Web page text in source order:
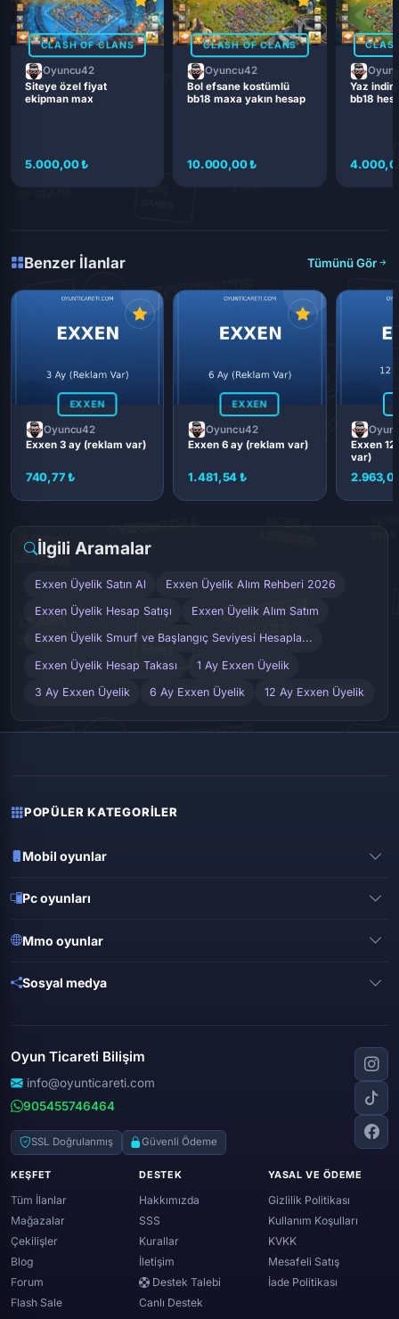
CLASH OF CLANS
Oyuncu42
Siteye özel fiyat
ekipman max
5.000,00 ₺
CLASH OF CLANS
Oyuncu42
Bol efsane kostümlü
bb18 maxa yakın hesap
10.000,00 ₺
Yaz
bb18
Benzer İlanlar Tümünü Gör
EXXEN
Oyuncu42
Exxen 3 ay (reklam var)
740,77 ₺
EXXEN
Oyuncu42
Exxen 6 ay (reklam var)
1.481,54 ₺
Exxen
var)
İlgili Aramalar
Exxen Üyelik Satın Al Exxen Üyelik Alım Rehberi 2026
Exxen Üyelik Hesap Satışı Exxen Üyelik Alım Satım
Exxen Üyelik Smurf ve Başlangıç Seviyesi Hesapla...
Exxen Üyelik Hesap Takası 1 Ay Exxen Üyelik
3 Ay Exxen Üyelik 6 Ay Exxen Üyelik 12 Ay Exxen Üyelik
POPÜLER KATEGORILER
Mobil oyunlar
Mobile legends
Free fire
Minecraft
Pc oyunları
Gta online
Lost ark
World of warcraft
Zula
Mmo oyunlar
Wolfteam
Black desert online
Genshin ımpact
Sosyal medya
Discord
Youtube
Twitter (x)
Spotify
Oyun Ticareti Bilişim
info@oyunticareti.com
905455746464
SSL Doğrulanmış Güvenli Ödeme
KEŞFET
Tüm İlanlar
Mağazalar
Çekilişler
Blog
Forum
Flash Sale
DESTEK
Hakkımızda
SSS
Kurallar
İletişim
Destek Talebi
Canlı Destek
YASAL VE ÖDEME
Gizlilik Politikası
Kullanım Koşulları
KVKK
Mesafeli Satış
İade Politikası